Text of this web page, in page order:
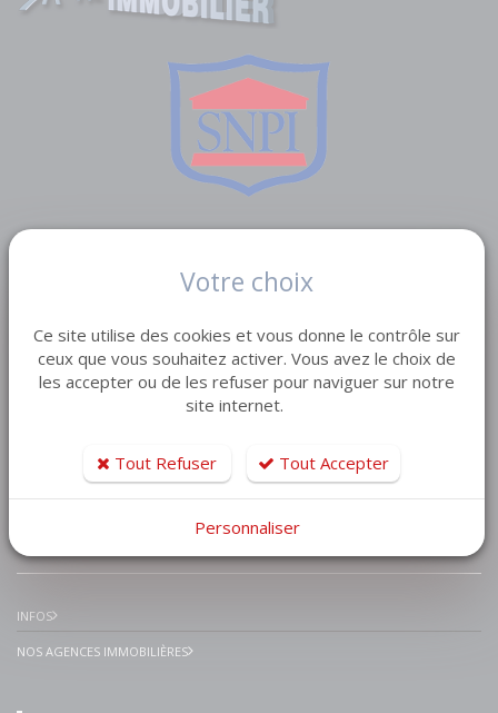
VENTE TERRAIN
VENTE IMMEUBLE
INFOS
NOS AGENCES IMMOBILIÈRES
Votre choix
Ce site utilise des cookies et vous donne le contrôle sur
ceux que vous souhaitez activer. Vous avez le choix de
les accepter ou de les refuser pour naviguer sur notre
site internet.
Tout Refuser Tout Accepter
Personnaliser